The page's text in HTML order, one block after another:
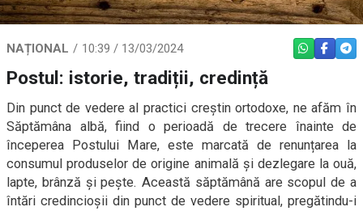
NAȚIONAL 10:39 / 13/03/2024 WHATSAPP
Postul: istorie, tradiții, credință
Din punct de vedere al practici creștin ortodoxe, ne afăm în
Săptămâna albă, fiind o perioadă de trecere înainte de
începerea Postului Mare, este marcată de renunțarea la
consumul produselor de origine animală și dezlegare la ouă,
lapte, brânză și pește. Această săptămână are scopul de a
întări credincioșii din punct de vedere spiritual, pregătindu-i